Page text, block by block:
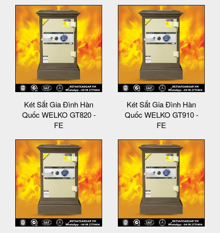
Két Sắt Gia Đình Hàn
Quốc WELKO GT820 -
FE
Két Sắt Gia Đình Hàn
Quốc WELKO GT910 -
FE